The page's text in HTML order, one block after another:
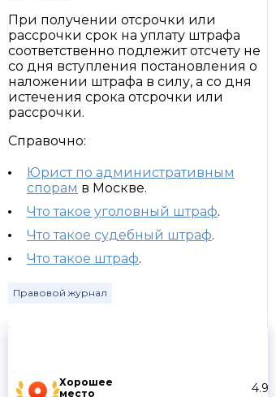
Хорошее
место
4.9
При получении отсрочки или
рассрочки срок на уплату штрафа
соответственно подлежит отсчету не
со дня вступления постановления о
наложении штрафа в силу, а со дня
истечения срока отсрочки или
рассрочки.
Справочно:
Юрист по административным
спорам в Москве.
Что такое уголовный штраф.
Что такое судебный штраф.
Что такое штраф.
Правовой журнал